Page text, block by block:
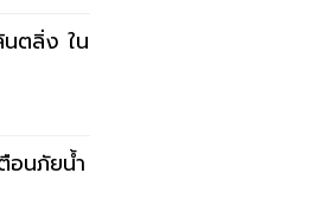
ตลิ่ง ใน
อนภัยน้ำ